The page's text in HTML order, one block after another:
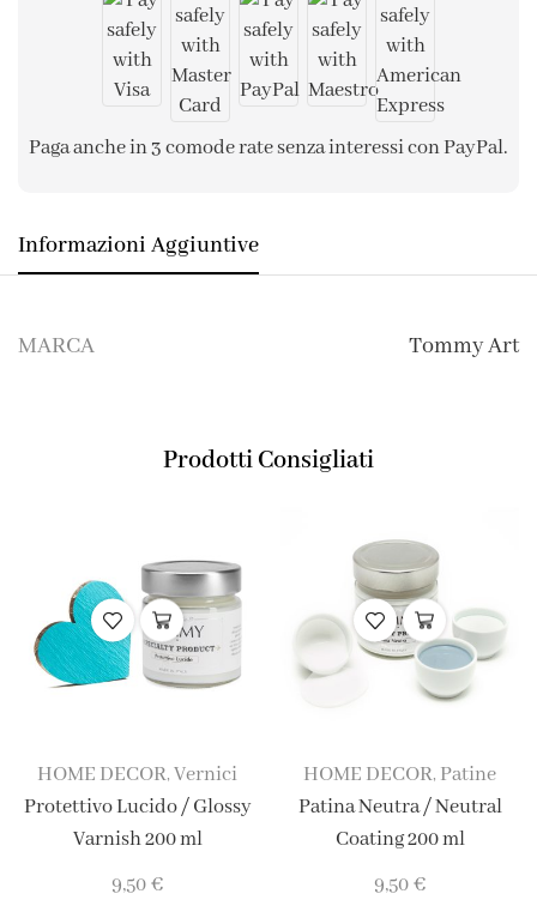
Paga anche in 3 comode rate senza interessi con PayPal.
Informazioni Aggiuntive
MARCA Tommy Art
Prodotti Consigliati
HOME DECOR, Vernici
Protettivo Lucido / Glossy
Varnish 200 ml
9,50€
HOME DECOR, Patine
Patina Neutra / Neutral
Coating 200 ml
9,50€